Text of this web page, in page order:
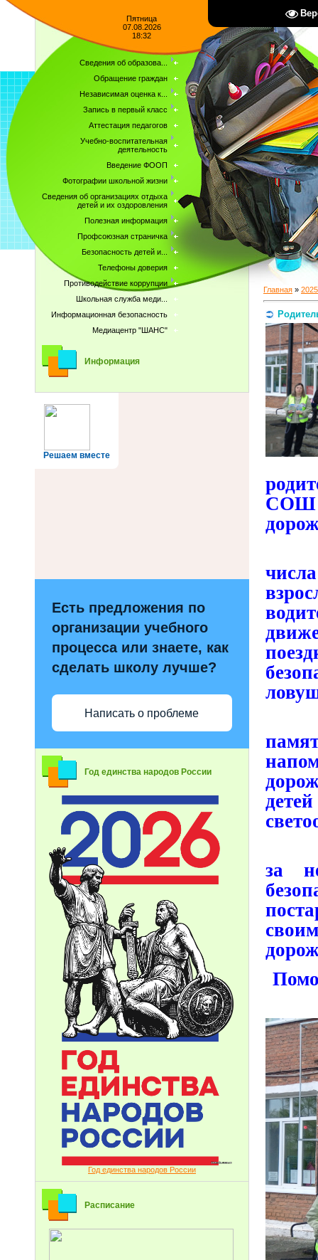
Пятница
07.08.2026
18:32
Сведения об образова...
Обращение граждан
Независимая оценка к...
Запись в первый класс
Аттестация педагогов
Учебно-воспитательная
деятельность
Введение ФООП
Фотографии школьной жизни
Сведения об организациях отдыха
детей и их оздоровления
Полезная информация
Профсоюзная страничка
Безопасность детей и...
Телефоны доверия
Противодействие коррупции
Школьная служба меди...
Информационная безопасность
Медиацентр "ШАНС"
Информация
Решаем вместе
Есть предложения по
организации учебного
процесса или знаете, как
сделать школу лучше?
Написать о проблеме
Год единства народов России
Год единства народов России
Расписание
Главная » 2025
за